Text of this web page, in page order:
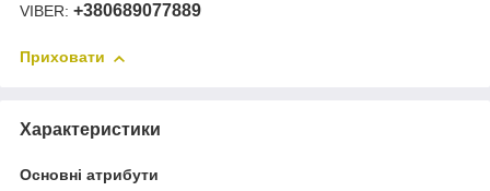
VIBER: +380689077889
Приховати
Характеристики
Основні атрибути